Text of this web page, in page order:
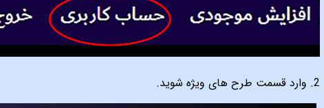
2. وارد قسمت طرح های ویژه شوید.